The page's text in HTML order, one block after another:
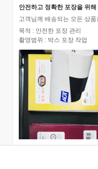
안전하고 정확한 포장을 위
고객님께 배송되는 모든 상
목적 : 안전한 포장 관리
촬영범위 : 박스 포장 작업